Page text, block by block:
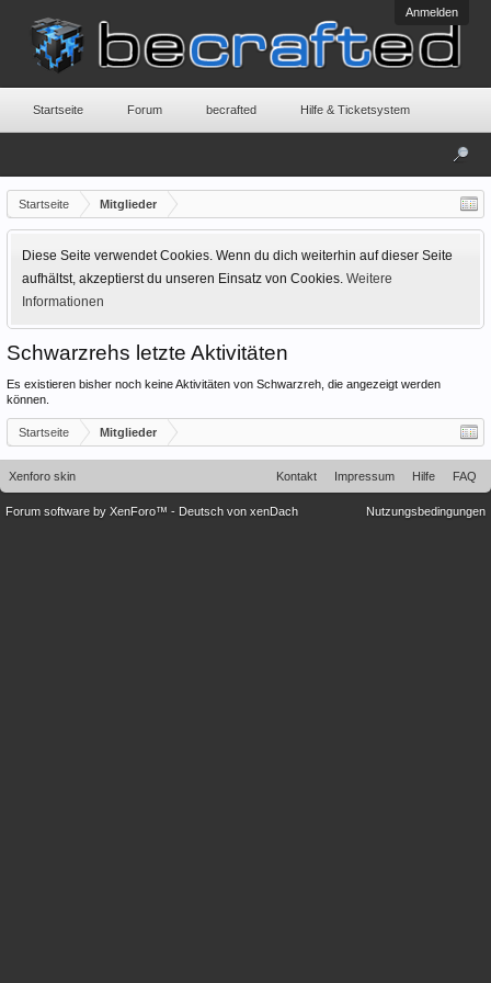
Anmelden
Startseite Mitglieder
Diese Seite verwendet Cookies. Wenn du dich weiterhin auf dieser Seite
aufhältst, akzeptierst du unseren Einsatz von Cookies. Weitere
Informationen
Schwarzrehs letzte Aktivitäten
Es existieren bisher noch keine Aktivitäten von Schwarzreh, die angezeigt werden
können.
Startseite Mitglieder
Startseite Forum becrafted Hilfe & Ticketsystem
Xenforo skin Kontakt Impressum Hilfe FAQ
Nutzungsbedingungen
Forum software by XenForo™ - Deutsch von xenDach